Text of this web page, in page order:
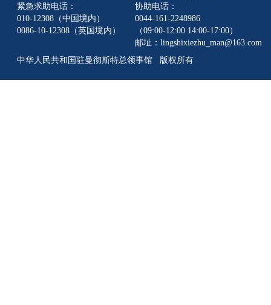
紧急求助电话：
010-12308（中国境内）
0086-10-12308（英国境内）
协助电话：
0044-161-2248986
（09:00-12:00 14:00-17:00）
邮址：lingshixiezhu_man@163.com
中华人民共和国驻曼彻斯特总领事馆 版权所有